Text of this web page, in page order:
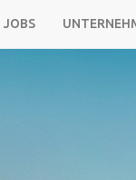
JOBS